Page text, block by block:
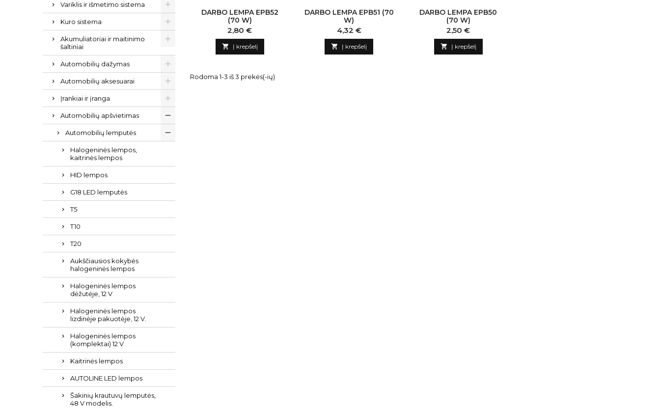
Variklis ir išmetimo sistema
Kuro sistema
Akumuliatoriai ir maitinimo
šaltiniai
Automobilių dažymas
Automobilių aksesuarai
Įrankiai ir įranga
Automobilių apšvietimas
Automobilių lemputės
Halogeninės lempos,
kaitrinės lempos
HID lempos
G18 LED lemputės
T5
T10
T20
Aukščiausios kokybės
halogeninės lempos
Halogeninės lempos
dėžutėje, 12 V
Halogeninės lempos
lizdinėje pakuotėje, 12 V.
Halogeninės lempos
(komplektai) 12 V
Kaitrinės lempos
AUTOLINE LED lempos
Šakinių krautuvų lemputės,
48 ​​V modelis.
DARBO LEMPA EPB52
(70 W)
Kaina
2,80 €
 Į krepšelį
DARBO LEMPA EPB51 (70
W)
Kaina
4,32 €
 Į krepšelį
DARBO LEMPA EPB50
(70 W)
Kaina
2,50 €
 Į krepšelį
Rodoma 1-3 iš 3 prekės(-ių)